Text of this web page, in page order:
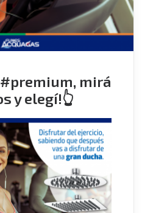
mirá
y elegí!👆